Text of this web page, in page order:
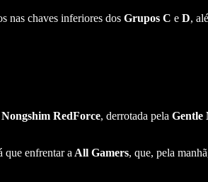
nas chaves inferiores dos Grupos C e D,
Nongshim RedForce, derrotada pela Gentle
que enfrentar a All Gamers, que, pela